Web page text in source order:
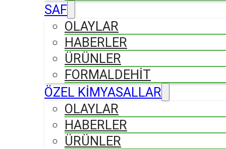
SAF
OLAYLAR
HABERLER
ÜRÜNLER
FORMALDEHIT
ÖZEL KİMYASALLAR
OLAYLAR
HABERLER
ÜRÜNLER